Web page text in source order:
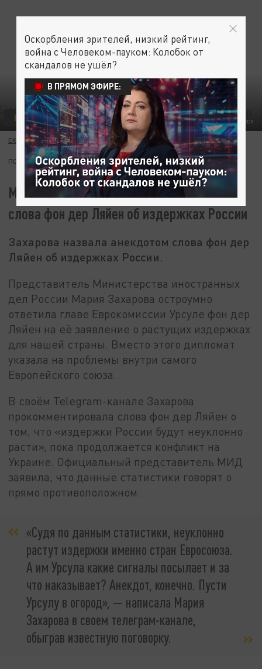
ФОТО: LEV RADIN/SHUTTERSTOCK
ПОЛИТИКА
ЕКАТЕРИНА КНЯЗЕВА 13 ДЕКАБРЯ 06:58
ПОДПИШИТЕСЬ:
Мария Захарова сравнила с анекдотом
слова фон дер Ляйен об издержках России
Захарова назвала анекдотом слова фон дер
Ляйен об издержках России.
Представитель Министерства иностранных
дел России Мария Захарова остроумно
ответила главе Еврокомиссии Урсуле фон дер
Ляйен на её заявление о растущих издержках
для нашей страны. Вместо этого дипломат
указала на проблемы внутри самого
Европейского союза.
В своём Telegram-канале Захарова
прокомментировала слова фон дер Ляйен о
том, что «издержки России будут неуклонно
расти», пока продолжается конфликт на
Украине. Официальный представитель МИД
заявила, что данные статистики говорят о
прямо противоположном.
«Судя по данным статистики, неуклонно
растут издержки именно стран Евросоюза.
А им Урсула какие сигналы посылает и за
что наказывает? Анекдот, конечно. Пусти
Урсулу в огород», — написала Мария
Захарова в своем телеграм-канале,
обыграв известную поговорку.
Оскорбления зрителей, низкий рейтинг,
война с Человеком-пауком: Колобок от
скандалов не ушёл?
В ПРЯМОМ ЭФИРЕ: